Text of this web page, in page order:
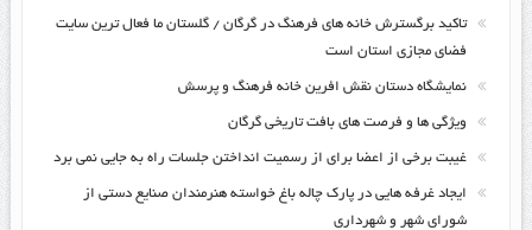
تاکید برگسترش خانه های فرهنگ در گرگان / گلستان ما فعال ترین سایت
فضای مجازی استان است
نمایشگاه دستان نقش افرین خانه فرهنگ و پرسش
ویژگی ها و فرصت های بافت تاریخی گرگان
غیبت برخی از اعضا برای از رسمیت انداختن جلسات راه به جایی نمی برد
ایجاد غرفه هایی در پارک چاله باغ خواسته هنرمندان صنایع دستی از
شورای شهر و شهرداری